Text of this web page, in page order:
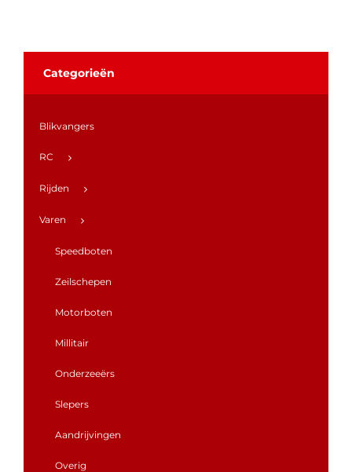
Categorieën
Blikvangers
RC
Rijden
Varen
Speedboten
Zeilschepen
Motorboten
Millitair
Onderzeeërs
Slepers
Aandrijvingen
Overig